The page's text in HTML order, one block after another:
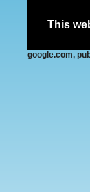
This
google.com,